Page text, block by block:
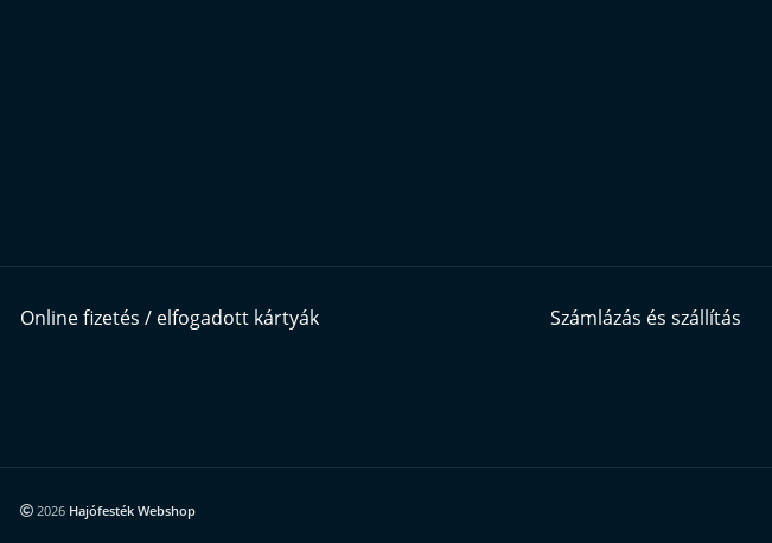
Online fizetés / elfogadott kártyák Számlázás és szállítás
2026 Hajófesték Webshop